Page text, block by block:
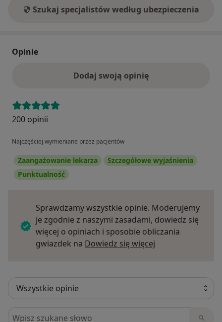
Szukaj specjalistów według ubezpieczenia
Opinie
Dodaj swoją opinię
200 opinii
Najczęściej wymieniane przez pacjentów
Zaangażowanie lekarza
Szczegółowe wyjaśnienia
Punktualność
Sprawdzamy wszystkie opinie. Moderujemy
je zgodnie z naszymi zasadami, dowiedz się
więcej o opiniach i sposobie obliczania
gwiazdek na Dowiedz się więcej
Szukaj w opiniach